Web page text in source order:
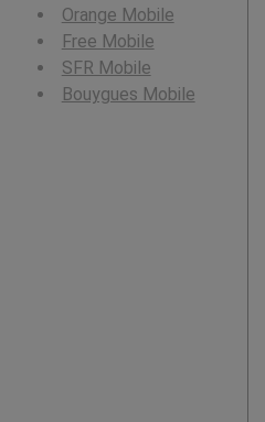
Orange Mobile
Free Mobile
SFR Mobile
Bouygues Mobile